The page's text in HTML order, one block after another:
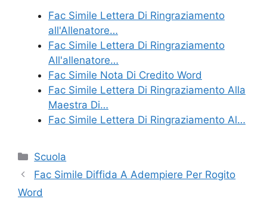
Fac Simile Lettera Di Ringraziamento
all'Allenatore…
Fac Simile Lettera Di Ringraziamento
All'allenatore…
Fac Simile Nota Di Credito Word
Fac Simile Lettera Di Ringraziamento Alla
Maestra Di…
Fac Simile Lettera Di Ringraziamento Al…
Categorie
Scuola
Fac Simile Diffida A Adempiere Per Rogito
Word